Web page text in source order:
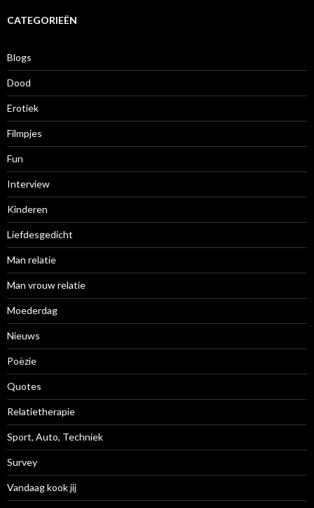
iCATEGORIEËN
Blogs
Dood
Erotiek
Filmpjes
Fun
Interview
Kinderen
Liefdesgedicht
Man relatie
Man vrouw relatie
Moederdag
Nieuws
Poëzie
Quotes
Relatietherapie
Sport, Auto, Techniek
Survey
Vandaag kook jij